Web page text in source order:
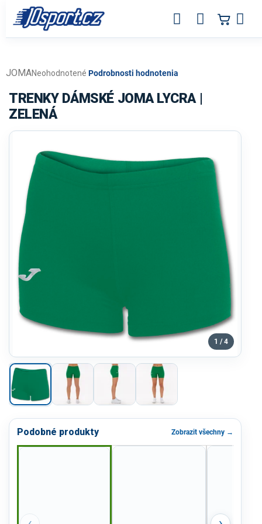
obsah
Priemerné
produktu
je
0,0
hviezdičiek.
Neohodnotené Podrobnosti hodnotenia
JOMA
TRENKY DÁMSKÉ JOMA LYCRA |
ZELENÁ
1 / 4
Podobné produkty Zobrazit všechny →